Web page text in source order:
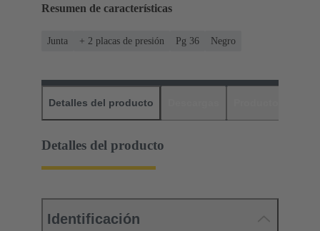
Resumen de características
Junta + 2 placas de presión Pg 36 Negro
Detalles del producto
Detalles del producto
Identificación